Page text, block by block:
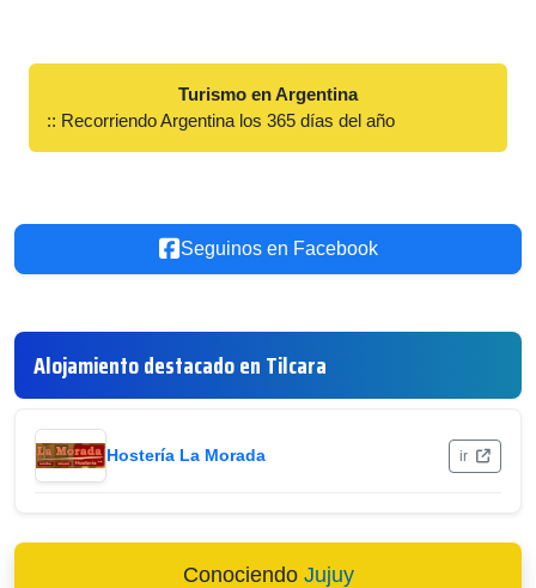
Turismo en Argentina
:: Recorriendo Argentina los 365 días del año
Seguinos en Facebook
Alojamiento destacado en Tilcara
Hostería La Morada ir
Conociendo Jujuy